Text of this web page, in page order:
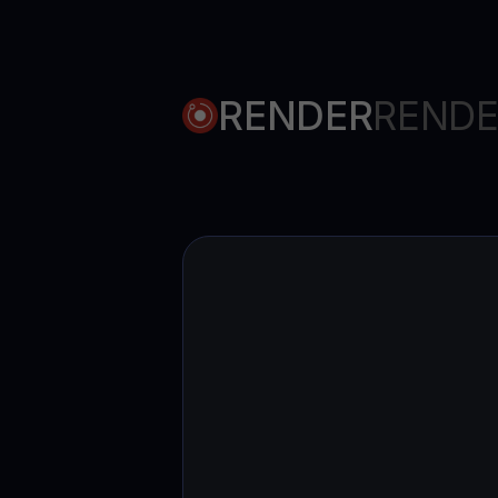
RENDER